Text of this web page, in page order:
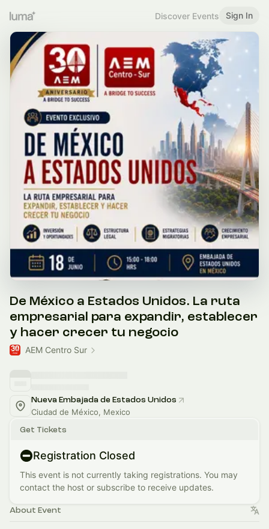
Discover Events Sign In
De México a Estados Unidos. La ruta
empresarial para expandir, establecer
y hacer crecer tu negocio
AEM Centro Sur
Nueva Embajada de Estados Unidos
Ciudad de México, Mexico
Get Tickets
Registration Closed
This event is not currently taking registrations. You may
contact the host or subscribe to receive updates.
About Event